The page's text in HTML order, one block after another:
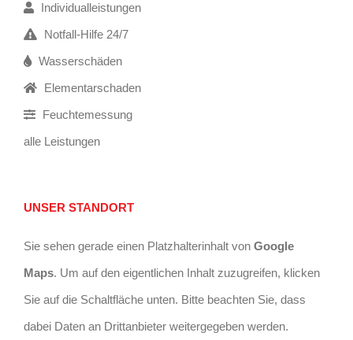
Individualleistungen
Notfall-Hilfe 24/7
Wasserschäden
Elementarschaden
Feuchtemessung
alle Leistungen
UNSER STANDORT
Sie sehen gerade einen Platzhalterinhalt von Google
Maps. Um auf den eigentlichen Inhalt zuzugreifen, klicken
Sie auf die Schaltfläche unten. Bitte beachten Sie, dass
dabei Daten an Drittanbieter weitergegeben werden.